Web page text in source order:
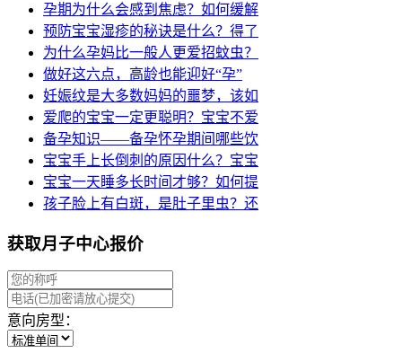
孕期为什么会感到焦虑？如何缓解
预防宝宝湿疹的秘诀是什么？得了
为什么孕妈比一般人更爱招蚊虫？
做好这六点，高龄也能迎好“孕”
妊娠纹是大多数妈妈的噩梦，该如
爱爬的宝宝一定更聪明？宝宝不爱
备孕知识——备孕怀孕期间哪些饮
宝宝手上长倒刺的原因什么？宝宝
宝宝一天睡多长时间才够？如何提
孩子脸上有白斑，是肚子里虫？还
获取月子中心报价
意向房型：